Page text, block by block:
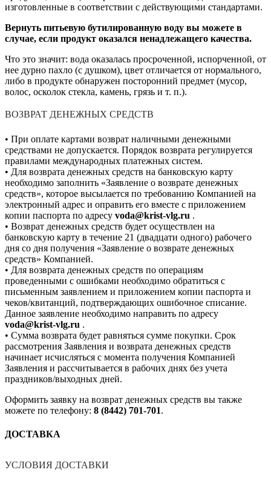
изготовленные в соответствии с действующими стандартами.
Вернуть питьевую бутилированную воду вы можете в
случае, если продукт оказался ненадлежащего качества.
Что это значит: вода оказалась просроченной, испорченной, от
нее дурно пахло (с душком), цвет отличается от нормального,
либо в продукте обнаружен посторонний предмет (мусор,
волос, осколок стекла, камень, грязь и т. п.).
ВОЗВРАТ ДЕНЕЖНЫХ СРЕДСТВ
• При оплате картами возврат наличными денежными
средствами не допускается. Порядок возврата регулируется
правилами международных платежных систем.
• Для возврата денежных средств на банковскую карту
необходимо заполнить «Заявление о возврате денежных
средств», которое высылается по требованию Компанией на
электронный адрес и оправить его вместе с приложением
копии паспорта по адресу voda@krist-vlg.ru .
• Возврат денежных средств будет осуществлен на
банковскую карту в течение 21 (двадцати одного) рабочего
дня со дня получения «Заявление о возврате денежных
средств» Компанией.
• Для возврата денежных средств по операциям
проведенными с ошибками необходимо обратиться с
письменным заявлением и приложением копии паспорта и
чеков/квитанций, подтверждающих ошибочное списание.
Данное заявление необходимо направить по адресу
voda@krist-vlg.ru .
• Сумма возврата будет равняться сумме покупки. Срок
рассмотрения Заявления и возврата денежных средств
начинает исчисляться с момента получения Компанией
Заявления и рассчитывается в рабочих днях без учета
праздников/выходных дней.
Оформить заявку на возврат денежных средств вы также
можете по телефону: 8 (8442) 701-701.
ДОСТАВКА
УСЛОВИЯ ДОСТАВКИ